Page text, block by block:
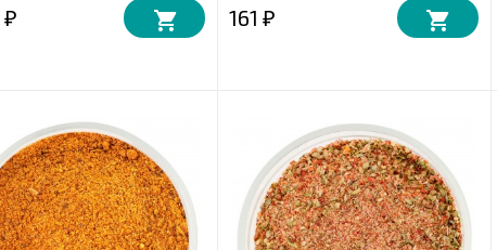
₽ 161 ₽